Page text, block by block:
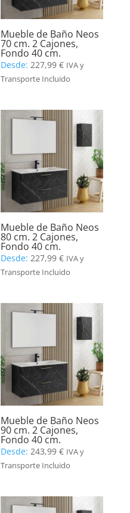
Mueble de Baño Neos
70 cm. 2 Cajones,
Fondo 40 cm.
Desde: 227,99€ IVA y
Transporte Incluido
Mueble de Baño Neos
80 cm. 2 Cajones,
Fondo 40 cm.
Desde:227,99€ IVA y
Transporte Incluido
Mueble de Baño Neos
90 cm. 2 Cajones,
Fondo 40 cm.
Desde:243,99€ IVA y
Transporte Incluido